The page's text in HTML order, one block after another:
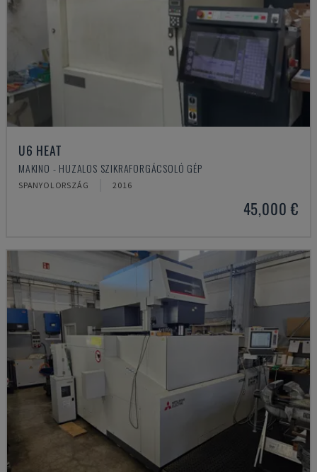
U6 HEAT
MAKINO - HUZALOS SZIKRAFORGÁCSOLÓ GÉP
SPANYOLORSZÁG 2016
45,000 €